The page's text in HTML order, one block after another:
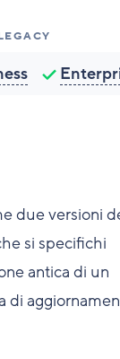
due versioni
si specifichi
antica di un
di